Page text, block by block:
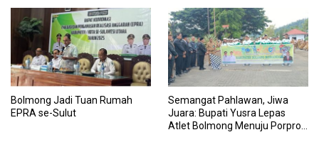
Bolmong Jadi Tuan Rumah
EPRA se-Sulut
Semangat Pahlawan, Jiwa
Juara: Bupati Yusra Lepas
Atlet Bolmong Menuju Porprov